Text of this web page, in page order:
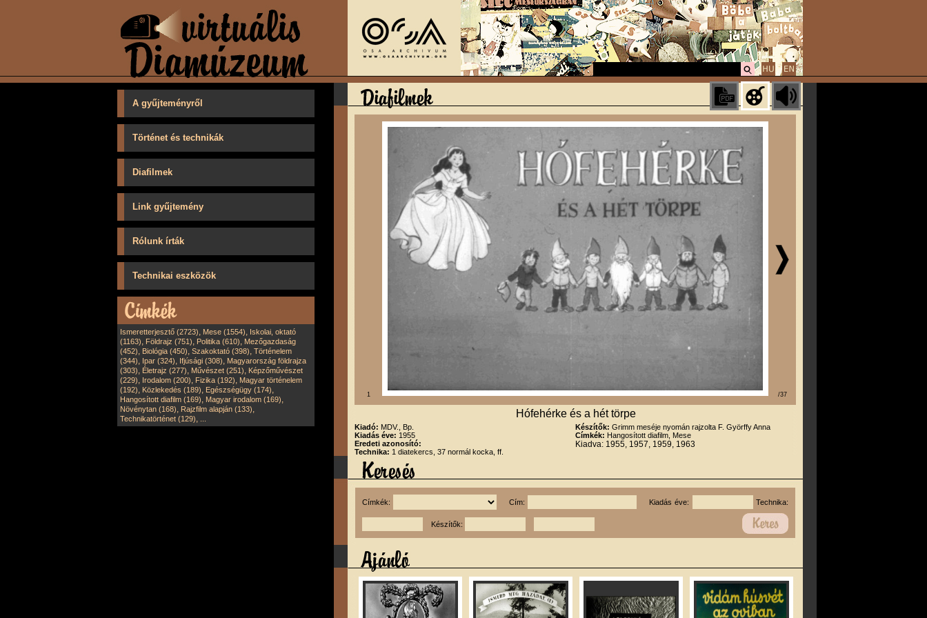
A gyűjteményről
Történet és technikák
Diafilmek
Link gyűjtemény
Rólunk írták
Technikai eszközök
Ismeretterjesztő (2723), Mese (1554), Iskolai, oktató
(1163), Földrajz (751), Politika (610), Mezőgazdaság
(452), Biológia (450), Szakoktató (398), Történelem
(344), Ipar (324), Ifjúsági (308), Magyarország földrajza
(303), Életrajz (277), Művészet (251), Képzőművészet
(229), Irodalom (200), Fizika (192), Magyar történelem
(192), Közlekedés (189), Egészségügy (174),
Hangosított diafilm (169), Magyar irodalom (169),
Növénytan (168), Rajzfilm alapján (133),
Technikatörténet (129),
1 /37
Hófehérke és a hét törpe
Kiadó: MDV., Bp.
Kiadás éve: 1955
Eredeti azonosító:
Technika: 1 diatekercs, 37 normál kocka, ff.
Készítők: Grimm meséje nyomán rajzolta F. Györffy Anna
Címkék: Hangosított diafilm, Mese
Kiadva: 1955, 1957, 1959, 1963
Címkék: Cím: Kiadás éve: Technika:
Készítők: